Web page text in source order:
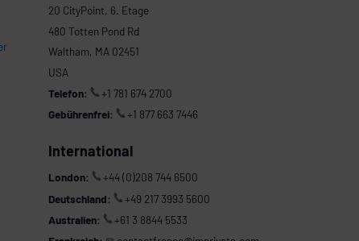
20 CityPoint, 6. Etage
480 Totten Pond Rd
Waltham, MA 02451
USA
Telefon:
+1 781 674 2700
Gebührenfrei:
+1 877 663 7446
International
London:
+44 (0)208 744 6500
Deutschland:
+49 217 3993 5600
Australien:
+61 3 8844 5533